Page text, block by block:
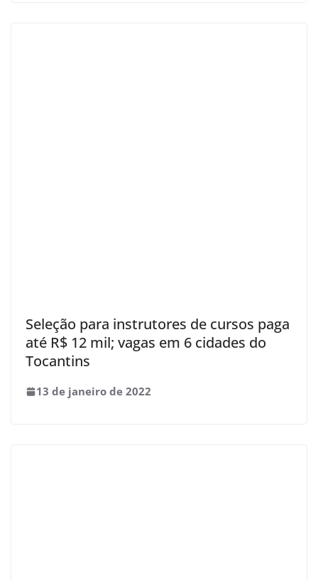
Seleção para instrutores de cursos paga
até R$ 12 mil; vagas em 6 cidades do
Tocantins
13 de janeiro de 2022